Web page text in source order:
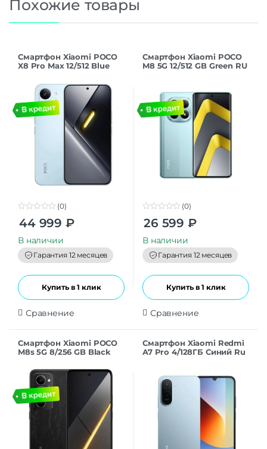
Похожие товары
Смартфон Xiaomi POCO
X8 Pro Max 12/512 Blue
o
t
o
f
5
(0)
44 999 ₽
В наличии
Гарантия 12 месяцев
Купить в 1 клик
Сравнение
Смартфон Xiaomi POCO
M8 5G 12/512 GB Green RU
o
t
o
f
5
(0)
26 599 ₽
В наличии
Гарантия 12 месяцев
Купить в 1 клик
Сравнение
Смартфон Xiaomi POCO
M8s 5G 8/256 GB Black
Смартфон Xiaomi Redmi
A7 Pro 4/128ГБ Синий Ru